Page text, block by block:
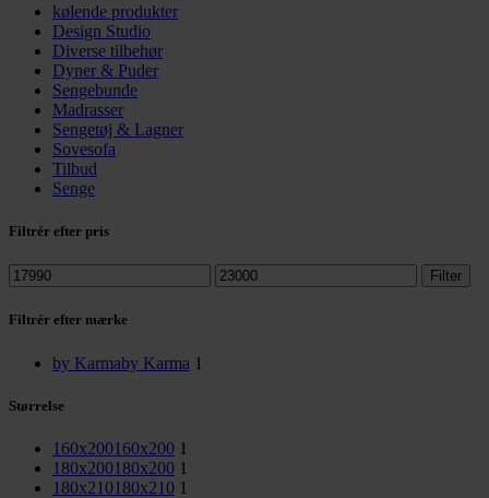
kølende produkter
Design Studio
Diverse tilbehør
Dyner & Puder
Sengebunde
Madrasser
Sengetøj & Lagner
Sovesofa
Tilbud
Senge
Filtrér efter pris
Mindste
pris
Højeste
pris
Filter
Filtrér efter mærke
by Karmaby Karma 1
Størrelse
160x200160x200 1
180x200180x200 1
180x210180x210 1